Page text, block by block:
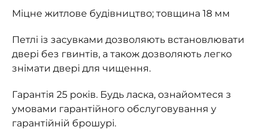
Міцне житлове будівництво; товщина 18 мм
Петлі із засувками дозволяють встановлювати
двері без гвинтів, а також дозволяють легко
знімати двері для чищення.
Гарантія 25 років. Будь ласка, ознайомтеся з
умовами гарантійного обслуговування у
гарантійній брошурі.